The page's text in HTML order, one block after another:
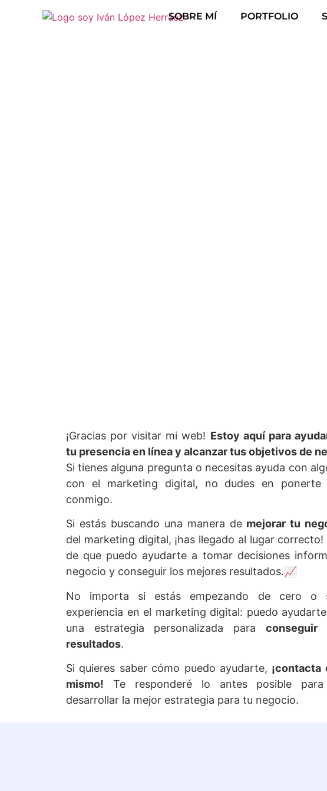
SOBRE MÍ PORTFOLIO
¡Contacta conmigo hoy mismo para
digital puede ayudar a
¿HABLAMOS?
¡Gracias por visitar mi web! Estoy aquí para
tu presencia en línea y alcanzar tus objetivos de
Si tienes alguna pregunta o necesitas ayuda con
con el marketing digital, no dudes en ponerte
conmigo.
Si estás buscando una manera de mejorar tu
del marketing digital, ¡has llegado al lugar
de que puedo ayudarte a tomar decisiones
negocio y conseguir los mejores resultados.📈
No importa si estás empezando de cero o
experiencia en el marketing digital: puedo
una estrategia personalizada para conseguir
resultados.
Si quieres saber cómo puedo ayudarte, ¡contacta
mismo! Te responderé lo antes posible
desarrollar la mejor estrategia para tu negocio.